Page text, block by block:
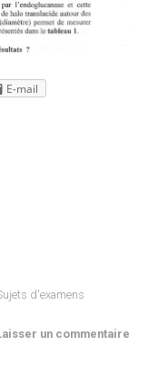
E-mail
d'examens
un commentaire